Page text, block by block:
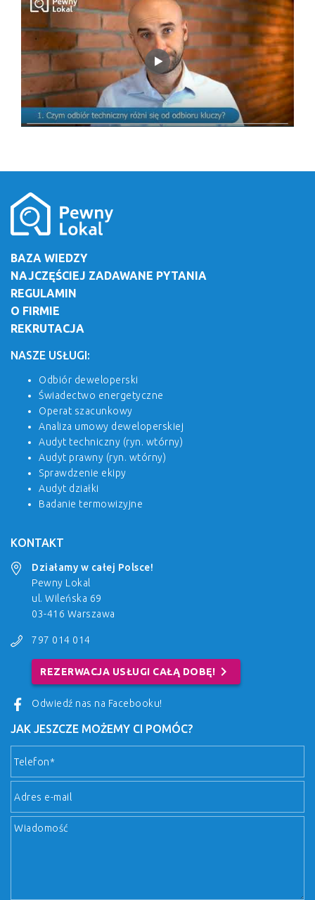
BAZA WIEDZY
NAJCZĘŚCIEJ ZADAWANE PYTANIA
REGULAMIN
O FIRMIE
REKRUTACJA
NASZE USŁUGI:
Odbiór deweloperski
Świadectwo energetyczne
Operat szacunkowy
Analiza umowy deweloperskiej
Audyt techniczny (ryn. wtórny)
Audyt prawny (ryn. wtórny)
Sprawdzenie ekipy
Audyt działki
Badanie termowizyjne
KONTAKT
Działamy w całej Polsce!
Pewny Lokal
ul. Wileńska 69
03-416 Warszawa
797 014 014
REZERWACJA USŁUGI CAŁĄ DOBĘ! chevron_right
Odwiedź nas na Facebooku!
JAK JESZCZE MOŻEMY CI POMÓC?